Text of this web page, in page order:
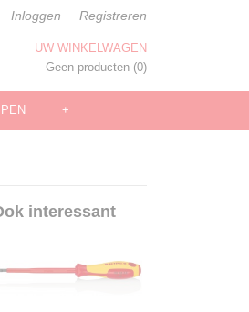
Inloggen Registreren
UW WINKELWAGEN
Geen producten (0)
+
interessant